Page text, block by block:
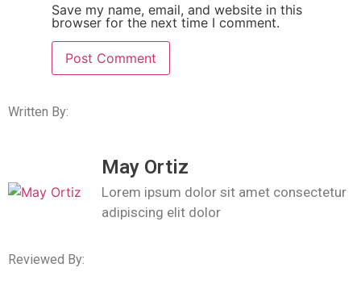
Save my name, email, and website in this
browser for the next time I comment.
Written By:
May Ortiz
Lorem ipsum dolor sit amet consectetur
adipiscing elit dolor
Reviewed By: